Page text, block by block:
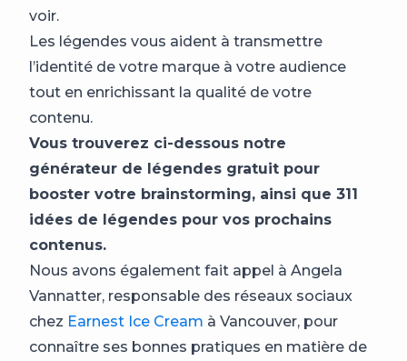
voir.
Les légendes vous aident à transmettre
l’identité de votre marque à votre audience
tout en enrichissant la qualité de votre
contenu.
Vous trouverez ci-dessous notre
générateur de légendes gratuit pour
booster votre brainstorming, ainsi que 311
idées de légendes pour vos prochains
contenus.
Nous avons également fait appel à Angela
Vannatter, responsable des réseaux sociaux
chez Earnest Ice Cream à Vancouver, pour
connaître ses bonnes pratiques en matière de